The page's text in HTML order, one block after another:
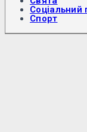
Соціальний
Спорт